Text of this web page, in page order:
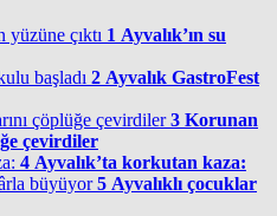
1 Ayvalık’ın su
2 Ayvalık GastroFest
3 Korunan
çevirdiler
4 Ayvalık’ta korkutan kaza:
5 Ayvalıklı çocuklar